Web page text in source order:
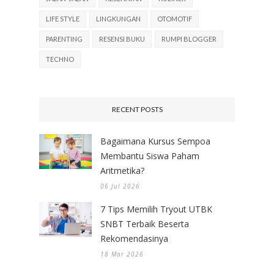
LIFE STYLE LINGKUNGAN OTOMOTIF
PARENTING RESENSI BUKU RUMPI BLOGGER
TECHNO
RECENT POSTS
Bagaimana Kursus Sempoa
Membantu Siswa Paham
Aritmetika?
06 Jul 2026
7 Tips Memilih Tryout UTBK
SNBT Terbaik Beserta
Rekomendasinya
18 Mar 2026